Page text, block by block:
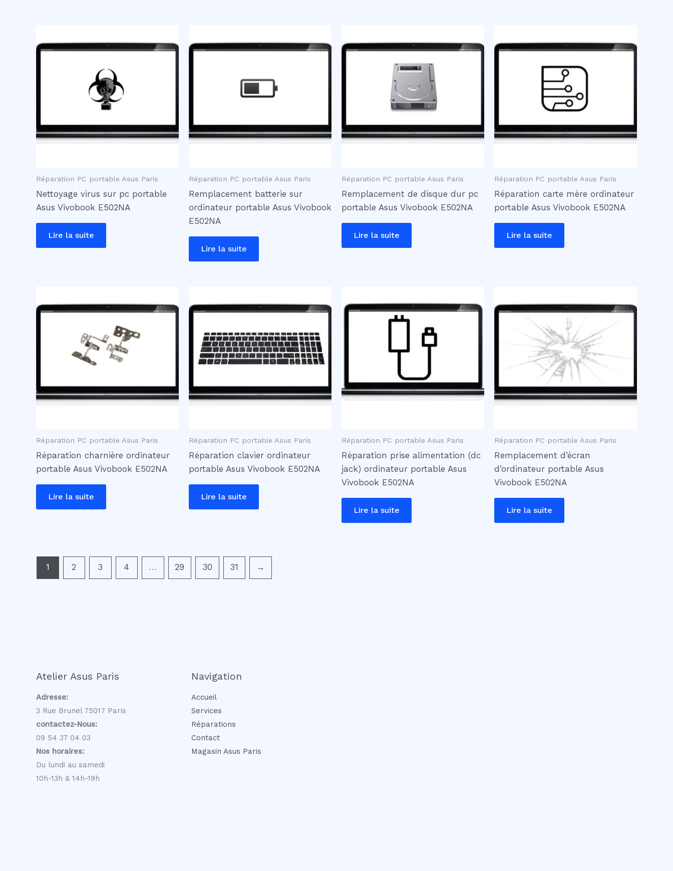
Réparation PC portable Asus Paris
Nettoyage virus sur pc portable
Asus Vivobook E502NA
Lire la suite
Réparation PC portable Asus Paris
Remplacement batterie sur
ordinateur portable Asus Vivobook
E502NA
Lire la suite
Réparation PC portable Asus Paris
Remplacement de disque dur pc
portable Asus Vivobook E502NA
Lire la suite
Réparation PC portable Asus Paris
Réparation carte mère ordinateur
portable Asus Vivobook E502NA
Lire la suite
Réparation PC portable Asus Paris
Réparation charnière ordinateur
portable Asus Vivobook E502NA
Lire la suite
Réparation PC portable Asus Paris
Réparation clavier ordinateur
portable Asus Vivobook E502NA
Lire la suite
Réparation PC portable Asus Paris
Réparation prise alimentation (dc
jack) ordinateur portable Asus
Vivobook E502NA
Lire la suite
Réparation PC portable Asus Paris
Remplacement d’écran
d’ordinateur portable Asus
Vivobook E502NA
Lire la suite
1 2 3 4 … 29 30 31 →
Atelier Asus Paris
Adresse:
3 Rue Brunel 75017 Paris
contactez-Nous:
09 54 37 04 03
Nos horaires:
Du lundi au samedi
10h-13h & 14h-19h
Navigation
Accueil
Services
Réparations
Contact
Magasin Asus Paris